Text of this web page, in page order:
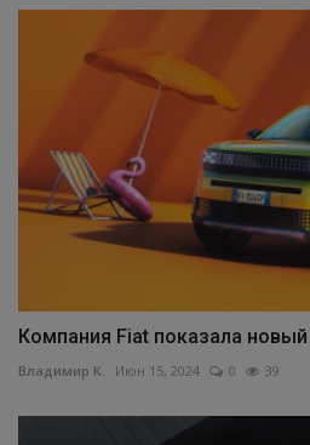
Компания Fiat показала новый
Владимир К. Июн 15, 2024 0 39